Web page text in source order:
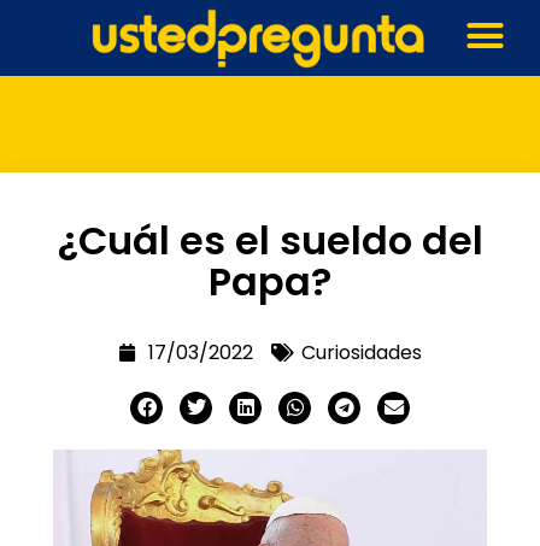
¿Cuál es el sueldo del
Papa?
17/03/2022 Curiosidades